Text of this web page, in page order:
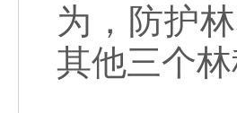
为，防护
其他三个